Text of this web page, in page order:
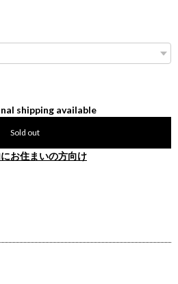
shipping available
Sold out
お住まいの方向け